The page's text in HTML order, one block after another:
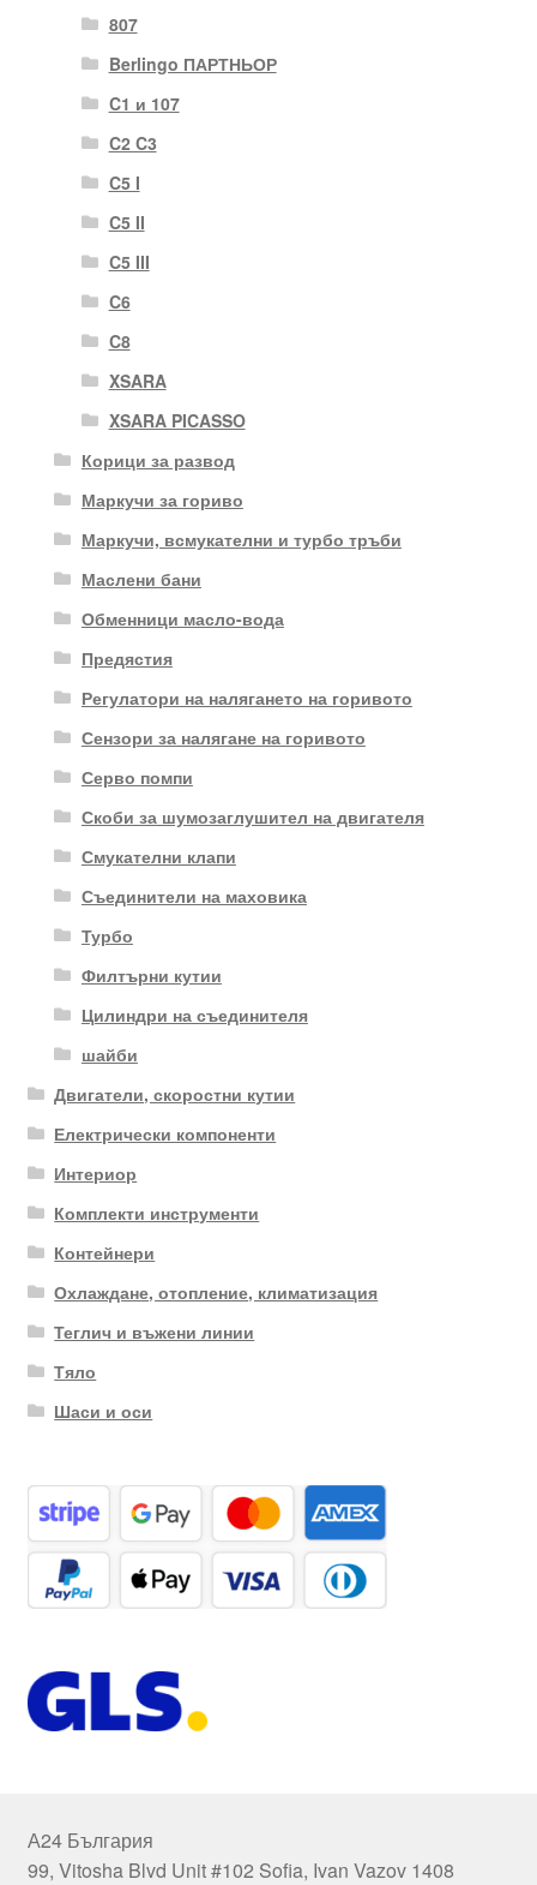
807
Berlingo ПАРТНЬОР
C1 и 107
C2 C3
C5 I
C5 II
C5 III
C6
C8
XSARA
XSARA PICASSO
Корици за развод
Маркучи за гориво
Маркучи, всмукателни и турбо тръби
Маслени бани
Обменници масло-вода
Предястия
Регулатори на налягането на горивото
Сензори за налягане на горивото
Серво помпи
Скоби за шумозаглушител на двигателя
Смукателни клапи
Съединители на маховика
Турбо
Филтърни кутии
Цилиндри на съединителя
шайби
Двигатели, скоростни кутии
Електрически компоненти
Интериор
Комплекти инструменти
Контейнери
Охлаждане, отопление, климатизация
Теглич и въжени линии
Тяло
Шаси и оси
А24 България
99, Vitosha Blvd Unit #102 Sofia, Ivan Vazov 1408